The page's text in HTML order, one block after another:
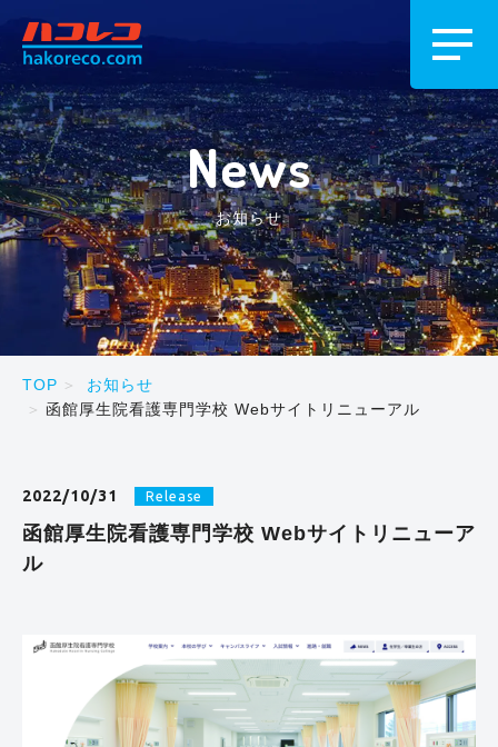
News
お知らせ
TOP
お知らせ
函館厚生院看護専門学校 Webサイトリニューアル
2022/10/31 Release
函館厚生院看護専門学校 Webサイトリニューア
ル